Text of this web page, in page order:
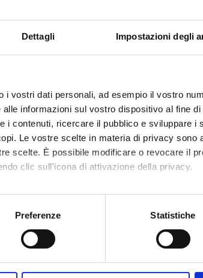
Dettagli Impostazioni degli
i vostri dati personali, ad esempio il vostro
informazioni sul vostro dispositivo al fine
i contenuti, ricercare il pubblico e sviluppare
Le vostre scelte in materia di privacy sono
scelte. È possibile modificare o revocare il
clic sull'icona di attivazione della privacy.
tua posizione geografica, con
qualsiasi momento dalla Dichiarazione sui
Preferenze Statistiche
AL PROGETTO
ESTERNI